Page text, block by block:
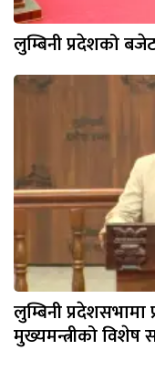
लुम्बिनी प्रदेशको
लुम्बिनी प्रदेशसभामा
मुख्यमन्त्रीको